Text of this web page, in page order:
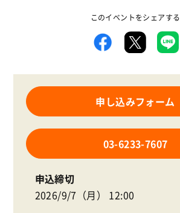
このイベントをシェアする
申し込みフォーム
03-6233-7607
申込締切
2026/9/7（月） 12:00